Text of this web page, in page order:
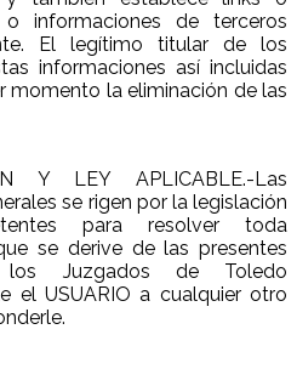
informaciones de terceros
El legítimo titular de los
informaciones así incluidas
momento la eliminación de las
Y LEY APLICABLE.-Las
se rigen por la legislación
para resolver toda
se derive de las presentes
los Juzgados de Toledo
el USUARIO a cualquier otro